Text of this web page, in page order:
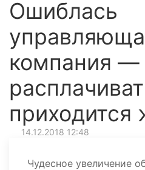
Ошиблась
компания —
приходится
14.12.2018 12:48
Чудесное увеличение